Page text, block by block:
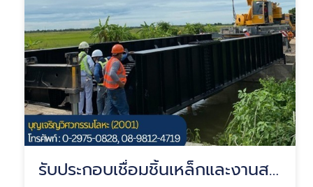
รับประกอบเชื่อมชิ้นเหล็กและงานสแตนเลส ผลิตงาน OEM